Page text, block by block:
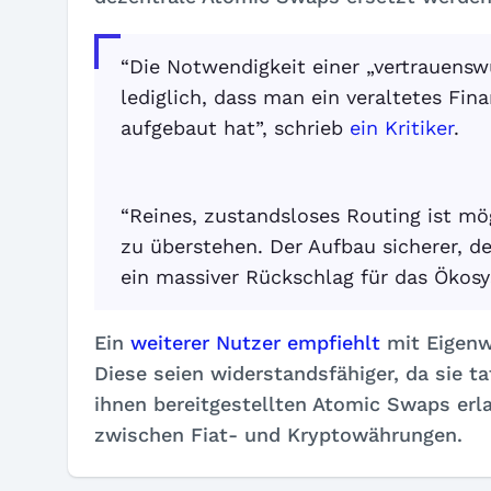
“Die Notwendigkeit einer
lediglich, dass man ein veraltetes
aufgebaut hat”, schrieb ein Kritiker.
“Reines, zustandsloses Routing ist
zu überstehen. Der Aufbau sicherer,
ein massiver Rückschlag für das
Ein weiterer Nutzer empfiehlt mit
Diese seien widerstandsfähiger, da sie
ihnen bereitgestellten Atomic Swaps
zwischen Fiat- und Kryptowährungen.